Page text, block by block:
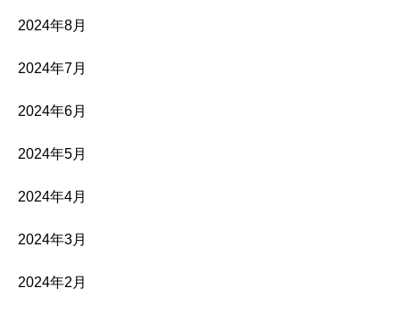
2024年8月
2024年7月
2024年6月
2024年5月
2024年4月
2024年3月
2024年2月